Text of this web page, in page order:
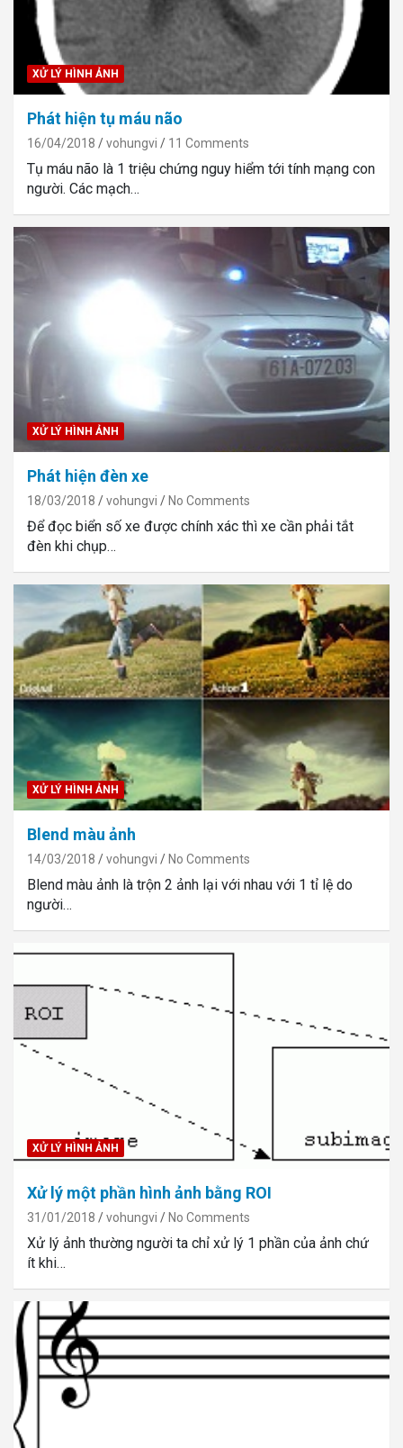
XỬ LÝ HÌNH ẢNH
Phát hiện tụ máu não
16/04/2018 vohungvi 11 Comments
Tụ máu não là 1 triệu chứng nguy hiểm tới tính mạng con
người. Các mạch…
XỬ LÝ HÌNH ẢNH
Phát hiện đèn xe
18/03/2018 vohungvi No Comments
Để đọc biển số xe được chính xác thì xe cần phải tắt
đèn khi chụp…
XỬ LÝ HÌNH ẢNH
Blend màu ảnh
14/03/2018 vohungvi No Comments
Blend màu ảnh là trộn 2 ảnh lại với nhau với 1 tỉ lệ do
người…
XỬ LÝ HÌNH ẢNH
Xử lý một phần hình ảnh bằng ROI
31/01/2018 vohungvi No Comments
Xử lý ảnh thường người ta chỉ xử lý 1 phần của ảnh chứ
ít khi…